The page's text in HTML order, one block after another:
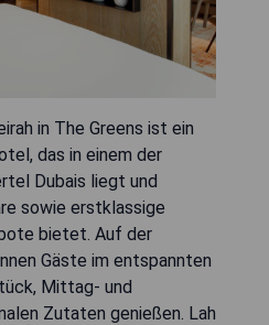
in The Greens ist ein
das in einem der
Dubais liegt und
sowie erstklassige
bietet. Auf der
Gäste im entspannten
Mittag- und
Zutaten genießen. Lah